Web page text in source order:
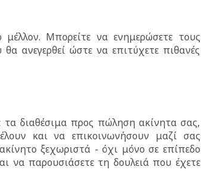
Μπορείτε να ενημερώσετε τους
ανεγερθεί ώστε να επιτύχετε πιθανές
διαθέσιμα προς πώληση ακίνητα σας,
και να επικοινωνήσουν μαζί σας
ξεχωριστά - όχι μόνο σε επίπεδο
να παρουσιάσετε τη δουλειά που έχετε